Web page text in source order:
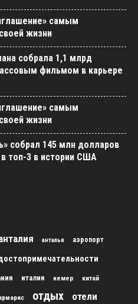
самым
жизни
собрала 1,1 млрд
фильмом в карьере
самым
жизни
собрал 145 млн долларов
топ-3 в истории США
анталья аэропорт
италия кемер китай
отдых
отели